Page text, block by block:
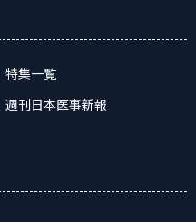
特集一覧
週刊日本医事新報